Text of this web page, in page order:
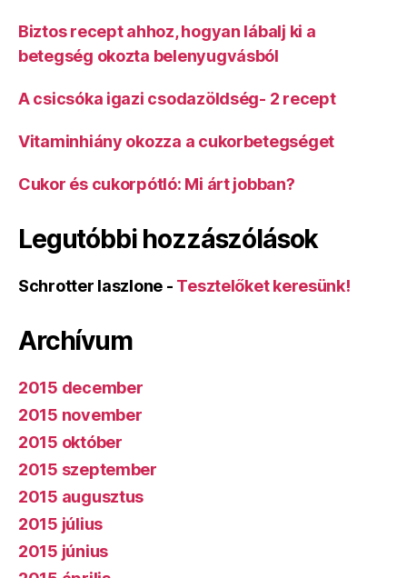
Biztos recept ahhoz, hogyan lábalj ki a
betegség okozta belenyugvásból
A csicsóka igazi csodazöldség- 2 recept
Vitaminhiány okozza a cukorbetegséget
Cukor és cukorpótló: Mi árt jobban?
Legutóbbi hozzászólások
Schrotter laszlone - Tesztelőket keresünk!
Archívum
2015 december
2015 november
2015 október
2015 szeptember
2015 augusztus
2015 július
2015 június